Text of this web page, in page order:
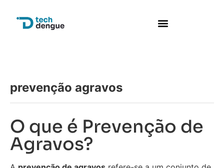
prevenção agravos
O que é Prevenção de
Agravos?